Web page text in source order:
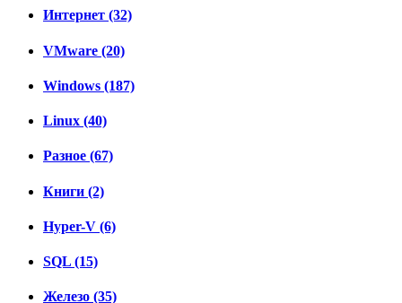
Интернет (32)
VMware (20)
Windows (187)
Linux (40)
Разное (67)
Книги (2)
Hyper-V (6)
SQL (15)
Железо (35)